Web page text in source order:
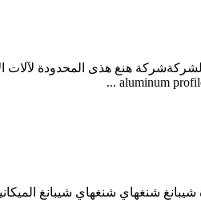
aluminum